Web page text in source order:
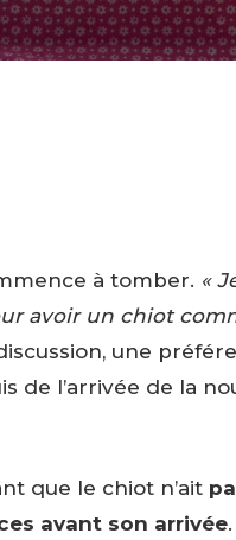
à tomber. «
avoir un chiot
une
de l’arrivée de la
que le chiot n’ait
avant son arrivée